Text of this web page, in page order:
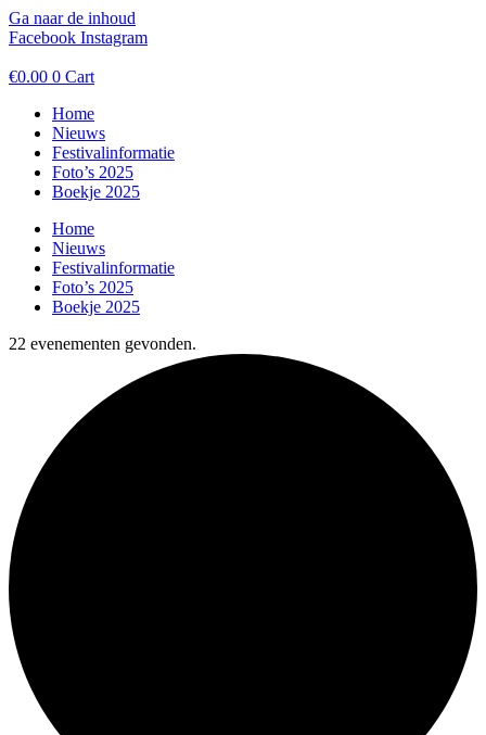
Ga naar de inhoud
Facebook Instagram
€0.00 0 Cart
Home
Nieuws
Festivalinformatie
Foto’s 2025
Boekje 2025
Home
Nieuws
Festivalinformatie
Foto’s 2025
Boekje 2025
22 evenementen gevonden.